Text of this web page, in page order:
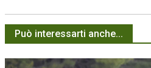
Può interessarti anche...